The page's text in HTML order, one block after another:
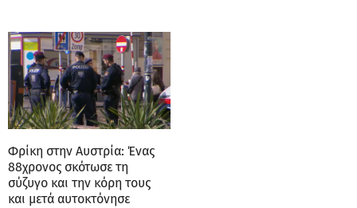
Φρίκη στην Αυστρία: Ένας
88χρονος σκότωσε τη
σύζυγο και την κόρη τους
και μετά αυτοκτόνησε